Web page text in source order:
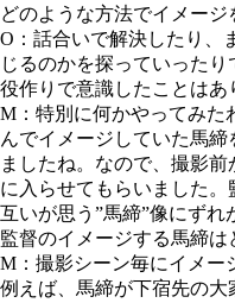
どのような方法でイメー
O：話合いで解決したり、
じるのかを探っていったり
役作りで意識したことはあ
M：特別に何かやってみた
んでイメージしていた馬
ましたね。なので、撮影
に入らせてもらいました
互いが思う”馬締”像にずれ
監督のイメージする馬締は
M：撮影シーン毎にイメー
例えば、馬締が下宿先の大